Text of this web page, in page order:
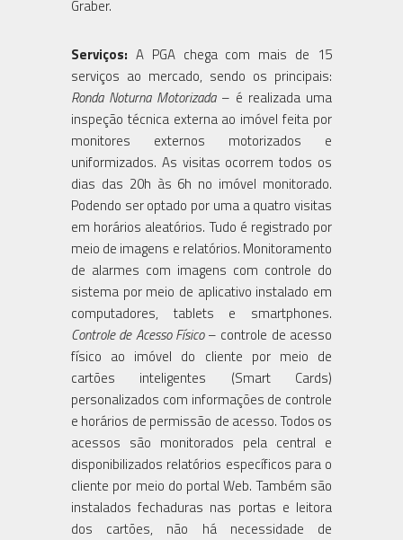
Graber.
Serviços: A PGA chega com mais de 15
serviços ao mercado, sendo os principais:
Ronda Noturna Motorizada– é realizada uma
inspeção técnica externa ao imóvel feita por
monitores externos motorizados e
uniformizados. As visitas ocorrem todos os
dias das 20h às 6h no imóvel monitorado.
Podendo ser optado por uma a quatro visitas
em horários aleatórios. Tudo é registrado por
meio de imagens e relatórios. Monitoramento
de alarmes com imagens com controle do
sistema por meio de aplicativo instalado em
computadores, tablets e smartphones.
Controle de Acesso Físico– controle de acesso
físico ao imóvel do cliente por meio de
cartões inteligentes (Smart Cards)
personalizados com informações de controle
e horários de permissão de acesso. Todos os
acessos são monitorados pela central e
disponibilizados relatórios específicos para o
cliente por meio do portal Web. Também são
instalados fechaduras nas portas e leitora
dos cartões, não há necessidade de